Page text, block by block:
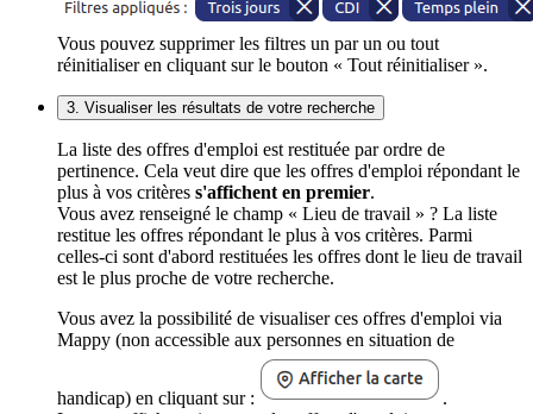
Vous pouvez supprimer les filtres un par un ou tout
réinitialiser en cliquant sur le bouton « Tout réinitialiser ».
3. Visualiser les résultats de votre recherche
La liste des offres d'emploi est restituée par ordre de
pertinence. Cela veut dire que les offres d'emploi répondant le
plus à vos critères s'affichent en premier.
Vous avez renseigné le champ « Lieu de travail » ? La liste
restitue les offres répondant le plus à vos critères. Parmi
celles-ci sont d'abord restituées les offres dont le lieu de travail
est le plus proche de votre recherche.
Vous avez la possibilité de visualiser ces offres d'emploi via
Mappy (non accessible aux personnes en situation de
handicap) en cliquant sur :
.